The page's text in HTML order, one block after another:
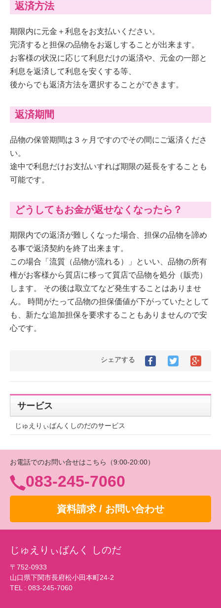
返済方法
期限内に元金＋利息をお支払いください。
完済すると担保の品物をお返しすることが出来ます。
お客様の状況に応じて利息だけの返済や、元金の一部と
利息を返済して利息を安くする等、
後からでも返済方法を選択することができます。
返済期間
品物の保管期間は３ヶ月ですのでその間にご返済くださ
い。
途中で利息だけお支払いすれば期限の延長をすることも
可能です。
どうしてもお金が返せなくなったら？
期限内での返済が難しくなった場合、担保の品物を諦め
る事で返済契約を終了出来ます。
この場合「流質（品物が流れる）」といい、品物の所有
権がお客様から質店に移って質店で品物を処分（販売）
します。 その後は取立てなど発生することはありませ
ん。 時間がたって品物の担保価値が下がっていたとして
も、新たな追加担保を要求することもありませんので安
心です。
シェアする
サービス
じゅえりぃばんくしのだのサービス
お電話でのお問い合せはこちら（9:00-20:00）
083-245-7060
資料請求 / お問い合わせ
じゅえりぃばんく しのだ
〒752-0933
山口県下関市長府松小田本町24-2
TEL : 083-245-7060